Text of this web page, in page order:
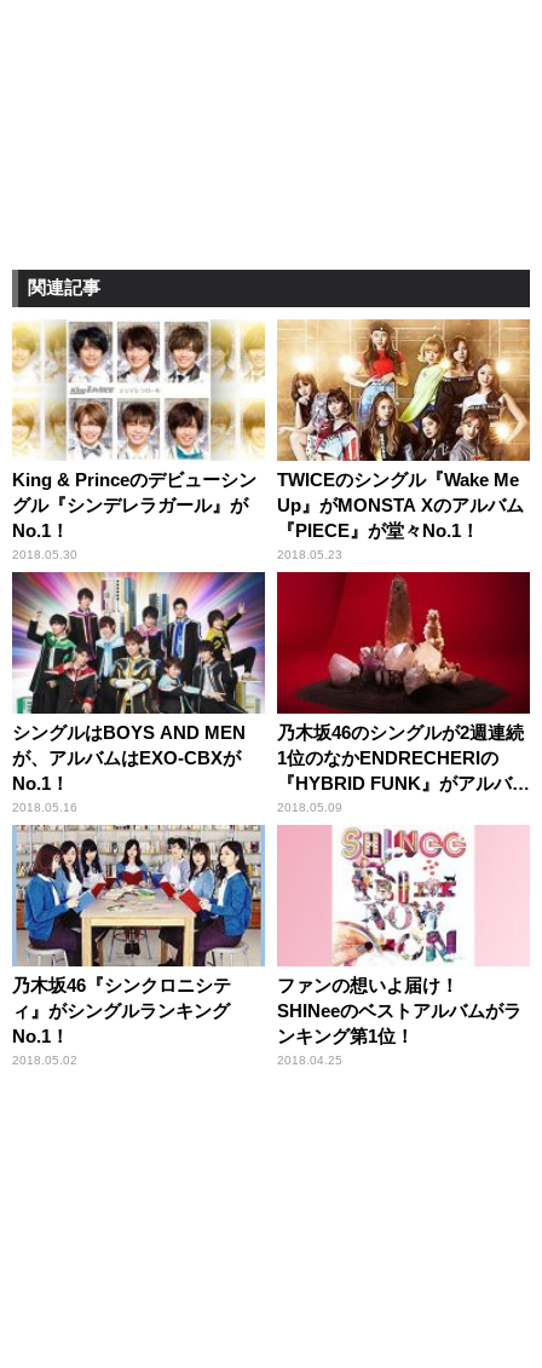
関連記事
King & Princeのデビューシン
グル『シンデレラガール』が
No.1！
2018.05.30
TWICEのシングル『Wake Me
Up』がMONSTA Xのアルバム
『PIECE』が堂々No.1！
2018.05.23
シングルはBOYS AND MEN
が、アルバムはEXO-CBXが
No.1！
2018.05.16
乃木坂46のシングルが2週連続
1位のなかENDRECHERIの
『HYBRID FUNK』がアルバム
No.1！
2018.05.09
乃木坂46『シンクロニシテ
ィ』がシングルランキング
No.1！
2018.05.02
ファンの想いよ届け！
SHINeeのベストアルバムがラ
ンキング第1位！
2018.04.25